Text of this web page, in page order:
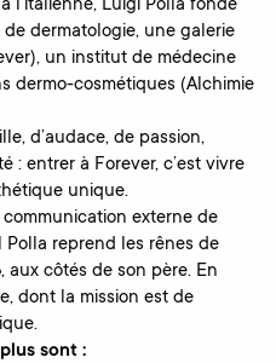
l’italienne, Luigi Polla fonde
dermatologie, une galerie
un institut de médecine
dermo-cosmétiques (Alchimie
d’audace, de passion,
: entrer à Forever, c’est vivre
unique.
externe de
Polla reprend les rênes de
aux côtés de son père. En
dont la mission est de
sont :